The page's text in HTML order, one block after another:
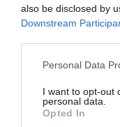
also be disclosed by
Downstream
Please note that this
not limited to your
grant or deny
use your data for
Personal Data
I want to opt-out
personal data.
Opted In
ΠΟΛΙΤΙΚΗ